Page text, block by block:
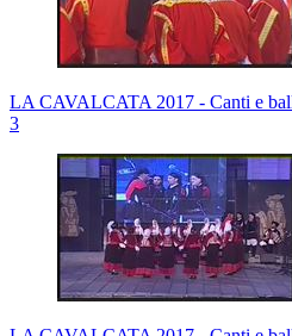
LA CAVALCATA 2017 - Canti e
3